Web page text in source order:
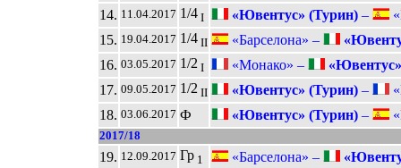
14. 11.04.2017 1/4 I «Ювентус» (Турин) –
15. 19.04.2017 1/4 II «Барселона» –
16. 03.05.2017 1/2 I «Монако» –
17. 09.05.2017 1/2 II «Ювентус» (Турин) –
18. 03.06.2017 Ф «Ювентус» (Турин) –
2017/18
19. 12.09.2017 Гр 1 «Барселона» –